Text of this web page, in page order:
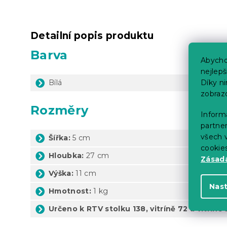
Díky
všech
Detailní popis produktu
Barva
Bílá
Rozměry
Šířka:5 cm
Hloubka: 27 cm
Výška: 11 cm
Hmotnost: 1 kg
Určeno k RTV stolku 138, vitríně 72 a vitríně